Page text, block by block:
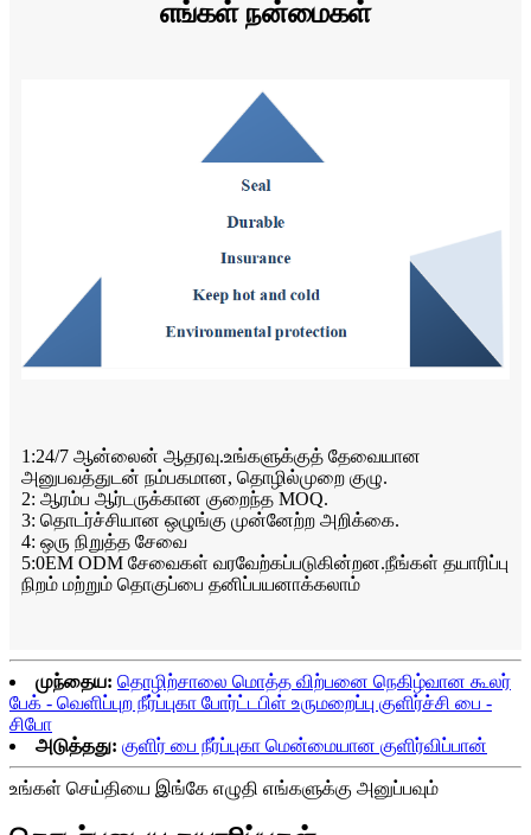
எங்கள் நன்மைகள்
1:24/7 ஆன்லைன் ஆதரவு.உங்களுக்குத் தேவையான
அனுபவத்துடன் நம்பகமான, தொழில்முறை குழு.
2: ஆரம்ப ஆர்டருக்கான குறைந்த MOQ.
3: தொடர்ச்சியான ஒழுங்கு முன்னேற்ற அறிக்கை.
4: ஒரு நிறுத்த சேவை
5:0EM ODM சேவைகள் வரவேற்கப்படுகின்றன.நீங்கள் தயாரிப்பு
நிறம் மற்றும் தொகுப்பை தனிப்பயனாக்கலாம்
முந்தைய: தொழிற்சாலை மொத்த விற்பனை நெகிழ்வான கூலர்
பேக் - வெளிப்புற நீர்ப்புகா போர்ட்டபிள் உருமறைப்பு குளிர்ச்சி பை -
சிபோ
அடுத்தது: குளிர் பை நீர்ப்புகா மென்மையான குளிர்விப்பான்
உங்கள் செய்தியை இங்கே எழுதி எங்களுக்கு அனுப்பவும்